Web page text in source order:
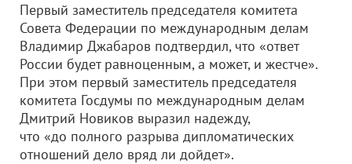
Первый заместитель председателя комитета
Совета Федерации по международным делам
Владимир Джабаров подтвердил, что «ответ
России будет равноценным, а может, и жестче».
При этом первый заместитель председателя
комитета Госдумы по международным делам
Дмитрий Новиков выразил надежду,
что «до полного разрыва дипломатических
отношений дело вряд ли дойдет».